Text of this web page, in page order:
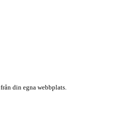
från din egna webbplats.